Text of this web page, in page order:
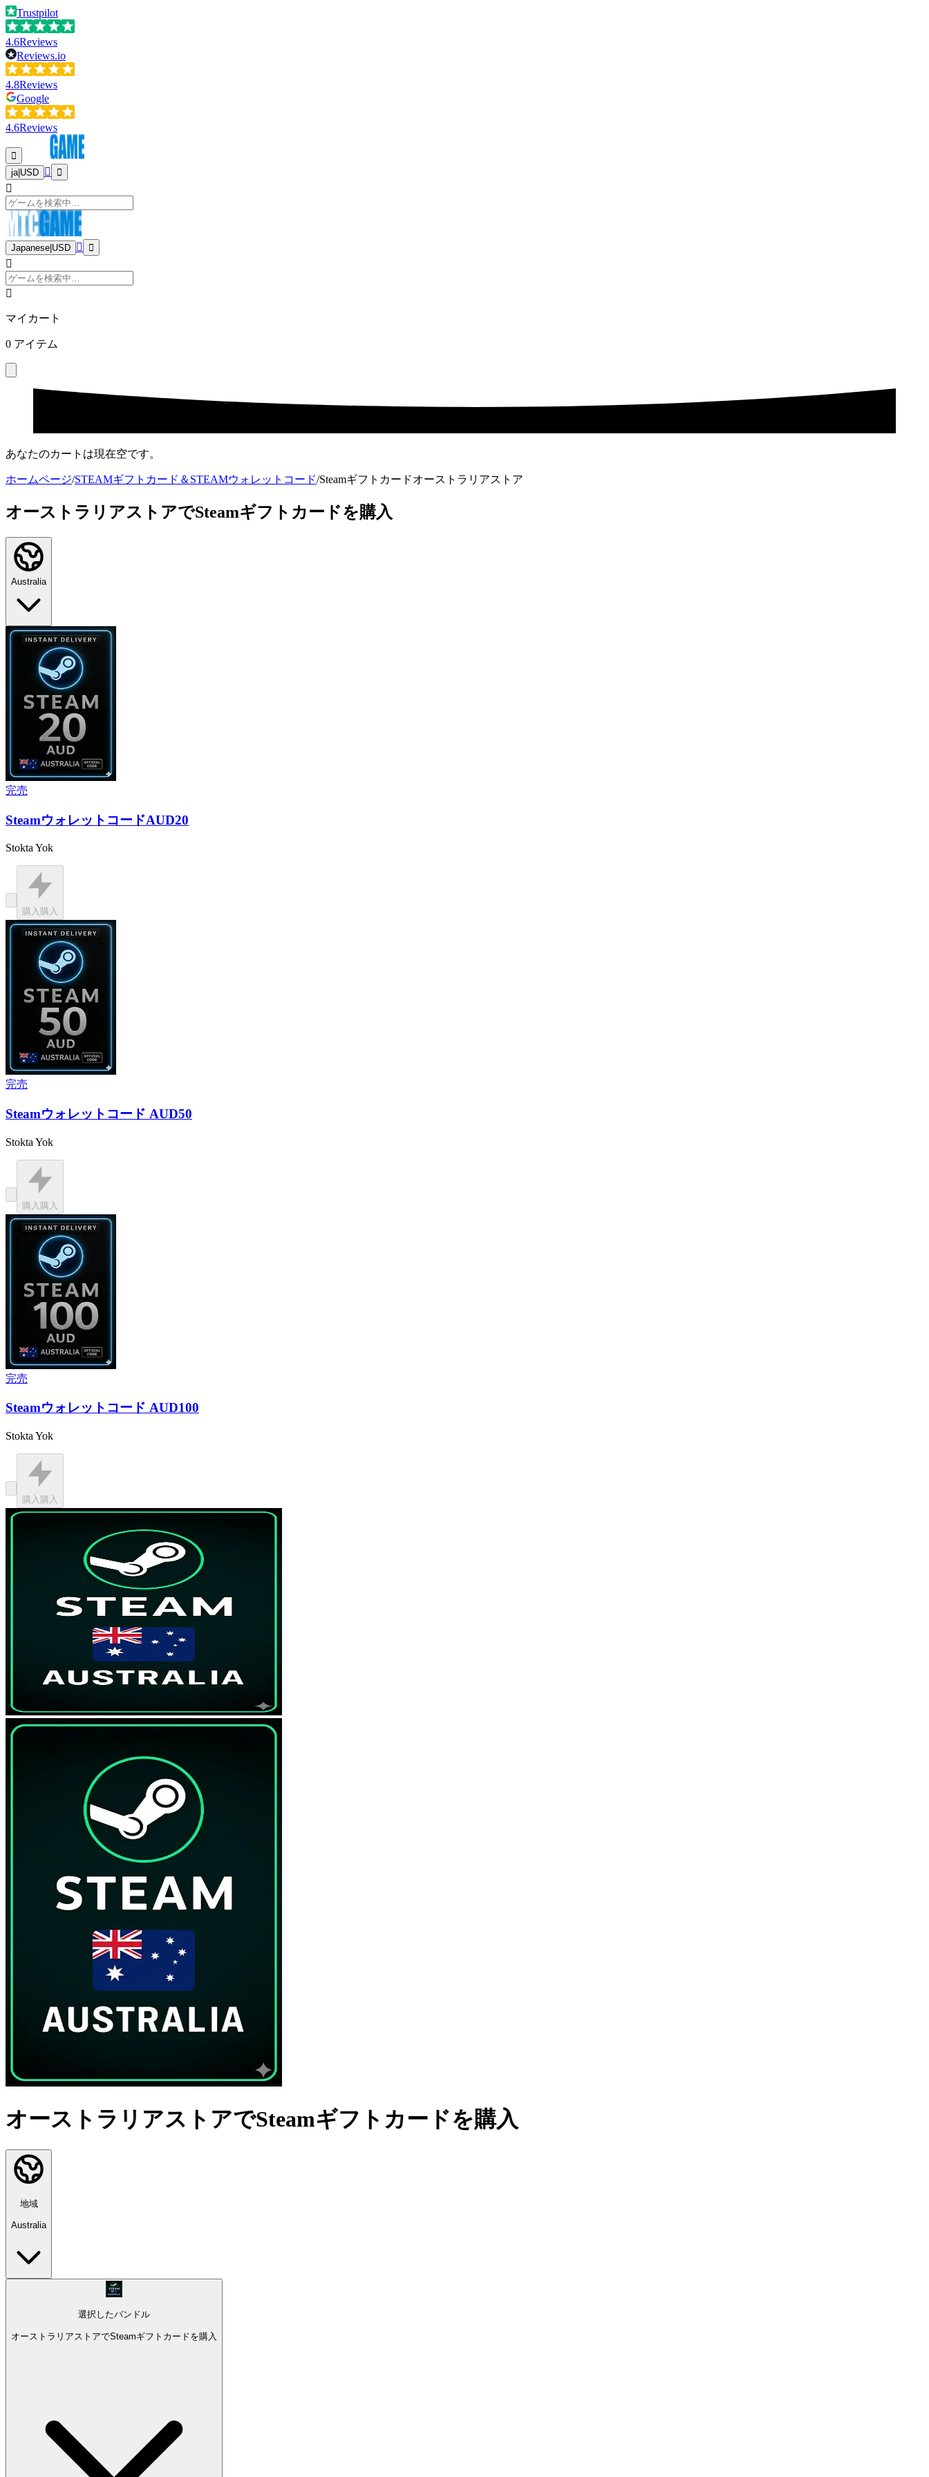
Trustpilot
4.6Reviews
Reviews.io
4.8Reviews
Google
4.6Reviews
ja| USD
Japanese USD
マイカート
0 アイテム
あなたのカートは現在空です。
ホームページ/STEAMギフトカード＆STEAMウォレットコード/Steamギフトカードオーストラリアストア
オーストラリアストアでSteamギフトカードを購入
Australia
完売
SteamウォレットコードAUD20
Stokta Yok
購入 購入
完売
Steamウォレットコード AUD50
Stokta Yok
購入 購入
完売
Steamウォレットコード AUD100
Stokta Yok
購入 購入
オーストラリアストアでSteamギフトカードを購入
地域
Australia
選択したバンドル
オーストラリアストアでSteamギフトカードを購入